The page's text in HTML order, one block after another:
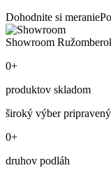
Dohodnite si meranie
Showroom
0+
produktov skladom
široký výber
0+
druhov podláh